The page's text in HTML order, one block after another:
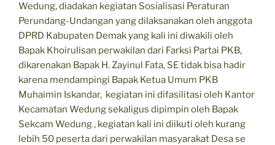
Wedung, diadakan kegiatan Sosialisasi Peraturan
Perundang-Undangan yang dilaksanakan oleh anggota
DPRD Kabupaten Demak yang kali ini diwakili oleh
Bapak Khoirulisan perwakilan dari Farksi Partai PKB,
dikarenakan Bapak H. Zayinul Fata, SE tidak bisa hadir
karena mendampingi Bapak Ketua Umum PKB
Muhaimin Iskandar, kegiatan ini difasilitasi oleh Kantor
Kecamatan Wedung sekaligus dipimpin oleh Bapak
Sekcam Wedung , kegiatan kali ini diikuti oleh kurang
lebih 50 peserta dari perwakilan masyarakat Desa se